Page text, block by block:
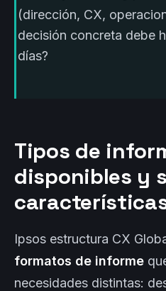
(dirección, CX,
decisión concreta debe
días?
Tipos de
disponibles y
Ipsos estructura CX
formatos de informe
necesidades distintas: